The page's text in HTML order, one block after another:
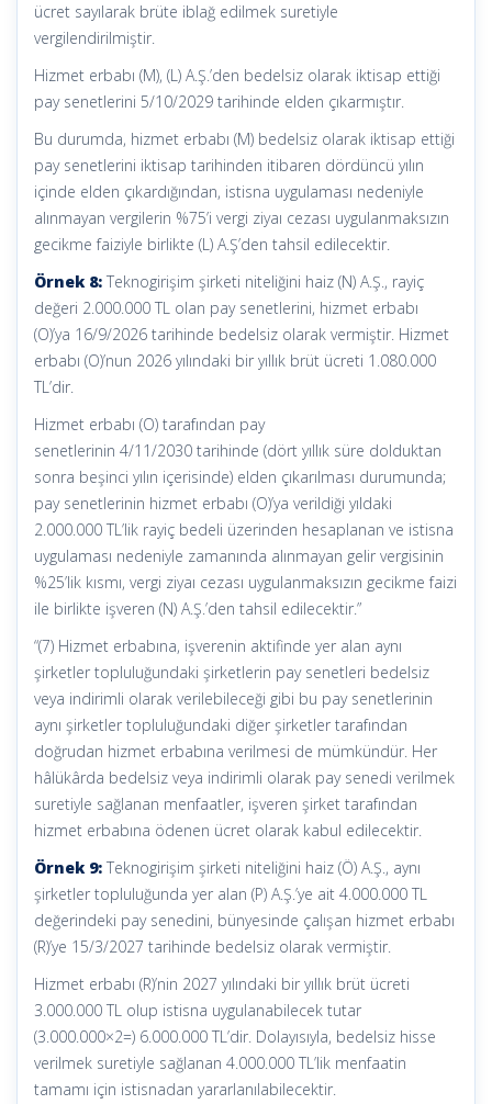
ücret sayılarak brüte iblağ edilmek suretiyle
vergilendirilmiştir.
Hizmet erbabı (M), (L) A.Ş.’den bedelsiz olarak iktisap ettiği
pay senetlerini 5/10/2029 tarihinde elden çıkarmıştır.
Bu durumda, hizmet erbabı (M) bedelsiz olarak iktisap ettiği
pay senetlerini iktisap tarihinden itibaren dördüncü yılın
içinde elden çıkardığından, istisna uygulaması nedeniyle
alınmayan vergilerin %75’i vergi ziyaı cezası uygulanmaksızın
gecikme faiziyle birlikte (L) A.Ş’den tahsil edilecektir.
Örnek 8: Teknogirişim şirketi niteliğini haiz (N) A.Ş., rayiç
değeri 2.000.000 TL olan pay senetlerini, hizmet erbabı
(O)’ya 16/9/2026 tarihinde bedelsiz olarak vermiştir. Hizmet
erbabı (O)’nun 2026 yılındaki bir yıllık brüt ücreti 1.080.000
TL’dir.
Hizmet erbabı (O) tarafından pay
senetlerinin 4/11/2030 tarihinde (dört yıllık süre dolduktan
sonra beşinci yılın içerisinde) elden çıkarılması durumunda;
pay senetlerinin hizmet erbabı (O)’ya verildiği yıldaki
2.000.000 TL’lik rayiç bedeli üzerinden hesaplanan ve istisna
uygulaması nedeniyle zamanında alınmayan gelir vergisinin
%25’lik kısmı, vergi ziyaı cezası uygulanmaksızın gecikme faizi
ile birlikte işveren (N) A.Ş.’den tahsil edilecektir.”
“(7) Hizmet erbabına, işverenin aktifinde yer alan aynı
şirketler topluluğundaki şirketlerin pay senetleri bedelsiz
veya indirimli olarak verilebileceği gibi bu pay senetlerinin
aynı şirketler topluluğundaki diğer şirketler tarafından
doğrudan hizmet erbabına verilmesi de mümkündür. Her
hâlükârda bedelsiz veya indirimli olarak pay senedi verilmek
suretiyle sağlanan menfaatler, işveren şirket tarafından
hizmet erbabına ödenen ücret olarak kabul edilecektir.
Örnek 9: Teknogirişim şirketi niteliğini haiz (Ö) A.Ş., aynı
şirketler topluluğunda yer alan (P) A.Ş.’ye ait 4.000.000 TL
değerindeki pay senedini, bünyesinde çalışan hizmet erbabı
(R)’ye 15/3/2027 tarihinde bedelsiz olarak vermiştir.
Hizmet erbabı (R)’nin 2027 yılındaki bir yıllık brüt ücreti
3.000.000 TL olup istisna uygulanabilecek tutar
(3.000.000×2=) 6.000.000 TL’dir. Dolayısıyla, bedelsiz hisse
verilmek suretiyle sağlanan 4.000.000 TL’lik menfaatin
tamamı için istisnadan yararlanılabilecektir.